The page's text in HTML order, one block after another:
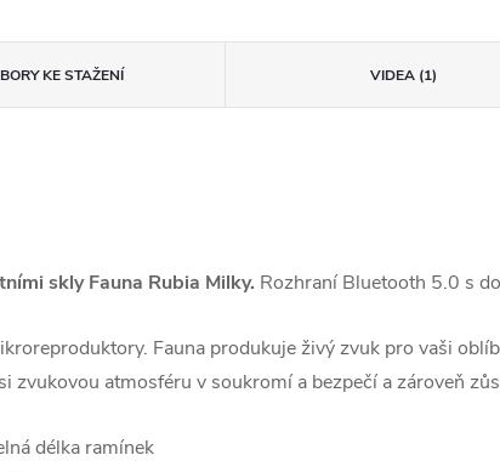
KE STAŽENÍ VIDEA (1)
skly Fauna Rubia Milky. Rozhraní Bluetooth 5.0 s
Fauna produkuje živý zvuk pro vaši
zvukovou atmosféru v soukromí a bezpečí a zároveň
délka ramínek